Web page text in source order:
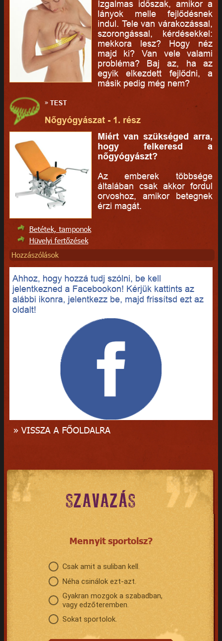
Izgalmas időszak, amikor a
lányok melle fejlődésnek
indul. Tele van várakozással,
szorongással, kérdésekkel:
mekkora lesz? Hogy néz
majd ki? Van vele valami
probléma? Baj az, ha az
egyik elkezdett fejlődni, a
másik pedig még nem?
»TEST
Nőgyógyászat - 1. rész
Miért van szükséged arra,
hogy felkeresd a
nőgyógyászt?
Az emberek többsége
általában csak akkor fordul
orvoshoz, amikor betegnek
érzi magát.
Betétek, tamponok
Hüvelyi fertőzések
Hozzászólások
Ahhoz, hogy hozzá tudj szólni, be kell
jelentkezned a Facebookon! Kérjük kattints az
alábbi ikonra, jelentkezz be, majd frissítsd ezt az
oldalt!
» VISSZA A FŐOLDALRA
SZAVAZÁS
Mennyit sportolsz?
Csak amit a suliban kell.
Néha csinálok ezt-azt.
Gyakran mozgok a szabadban,
vagy edzőteremben.
Sokat sportolok.